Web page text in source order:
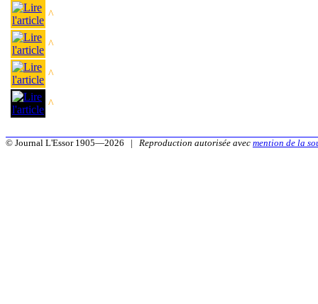
^
^
^
^
© Journal L'Essor 1905—2026 | Reproduction autorisée avec mention de la